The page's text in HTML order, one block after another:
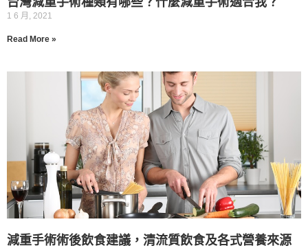
1 6 月, 2021
Read More »
減重手術術後飲食建議，清流質飲食及各式營養來源